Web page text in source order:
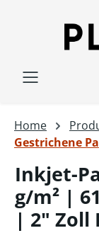
Home
Gestrichene
Inkjet-
g/m² |
| 2" Zoll